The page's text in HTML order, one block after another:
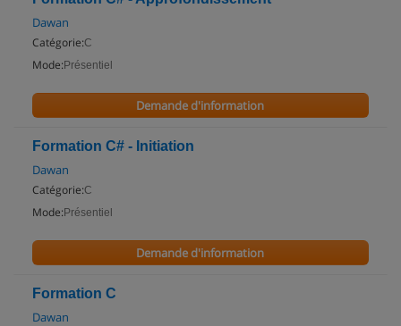
Dawan
Catégorie:C
Mode: Présentiel
Demande d'information
Formation C# - Initiation
Dawan
Catégorie:C
Mode: Présentiel
Demande d'information
Formation C
Dawan